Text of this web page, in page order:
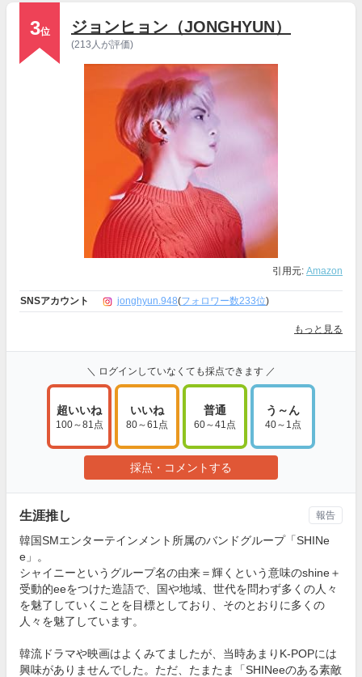
3位 ジョンヒョン（JONGHYUN）
(213人が評価)
引用元: Amazon
SNSアカウント jonghyun.948(フォロワー数233位)
もっと見る
＼ ログインしていなくても採点できます ／
超いいね
100～81点
いいね
80～61点
普通
60～41点
う～ん
40～1点
採点・コメントする
生涯推し
韓国SMエンターテインメント所属のバンドグループ「SHINe
e」。
シャイニーというグループ名の由来＝輝くという意味のshine＋
受動的eeをつけた造語で、国や地域、世代を問わず多くの人々
を魅了していくことを目標としており、そのとおりに多くの
人々を魅了しています。
韓流ドラマや映画はよくみてましたが、当時あまりK-POPには
興味がありませんでした。ただ、たまたま「SHINeeのある素敵
報告